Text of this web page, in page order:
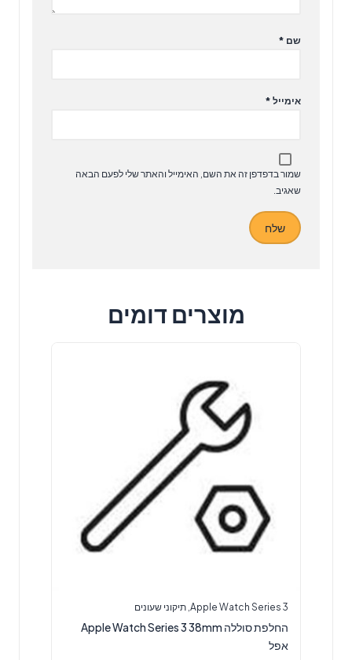
שם *
אימייל *
שמור בדפדפן זה את השם, האימייל והאתר שלי לפעם הבאה
שאגיב.
מוצרים דומים
Apple Watch Series 3
,תיקוני שעונים
החלפת סוללה Apple Watch Series 3 38mm
אפל